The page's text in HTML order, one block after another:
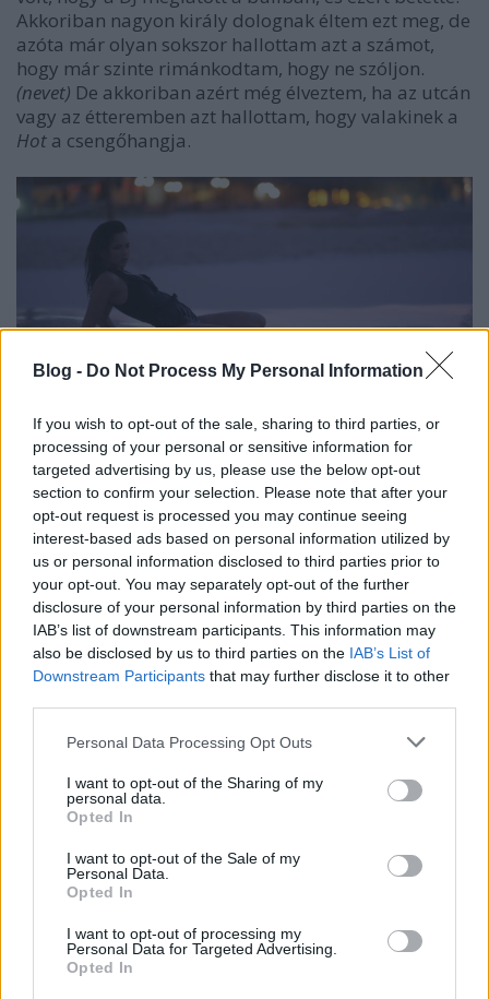
Blog - Do Not Process My Personal Information
If you wish to opt-out of the sale, sharing to third parties, or
processing of your personal or sensitive information for
targeted advertising by us, please use the below opt-out
section to confirm your selection. Please note that after your
opt-out request is processed you may continue seeing
interest-based ads based on personal information utilized by
us or personal information disclosed to third parties prior to
your opt-out. You may separately opt-out of the further
disclosure of your personal information by third parties on the
IAB’s list of downstream participants. This information may
also be disclosed by us to third parties on the IAB’s List of
Downstream Participants that may further disclose it to other
Please note that this website/app uses one or more Google
not limited to your visit or usage behaviour. You may click to
grant or deny consent to Google and its third-party tags to
use your data for below specified purposes in below Google
consent section.
Personal Data Processing Opt Outs
I want to opt-out of the Sharing of my
personal data.
Opted In
I want to opt-out of the Sale of my
Personal Data.
Opted In
I want to opt-out of processing my
Personal Data for Targeted Advertising.
Opted In
Akkoriban nagyon király dolognak éltem ezt meg, de
azóta már olyan sokszor hallottam azt a számot,
hogy már szinte rimánkodtam, hogy ne szóljon.
(nevet) De akkoriban azért még élveztem, ha az utcán
vagy az étteremben azt hallottam, hogy valakinek a
Hot a csengőhangja.
- Volt egyDéja Vucímű dalod is, amitBob Taylorral
közösen készítettetek, viszont álnéven adtatok ki. Erre
miért volt szükség?
- Akkoriban mindenki azt hitte, hogy csak párszámos
előadó leszek, és a karrieremnek vége is szakad
ezután a dal után. Nem akartuk először, hogy az
emberek tudják, hogy én állok az egész mögött, és
hogy a dal esetleg csak azért legyen sikeres, mert az
én nevemhez köthető. Kíváncsi voltam, mi lesz így
ebből. És érdekes módon listavezető lett anélkül,
hogy bárki bármit tudott volna arról, ki is az előadó.
Ha úgy vesszük, kicsit megvicceltük a közönséget és
a rádiókat, így aztán mikor rájöttek, hogy én vagyok
az egész hátterében, nagyon meglepődtek. Az egész
nagyon jól jött ki, megmutathattam, hogy én bizony
nem fogok eltűnni a süllyesztőben!
- Térjünk át egy kicsit a jelenre! Nemrég az Atlantic
Recordshoz szerződtél, ami nagyon fontos lépés az
amerikai karriered szempontjából. Hogy értékeled a